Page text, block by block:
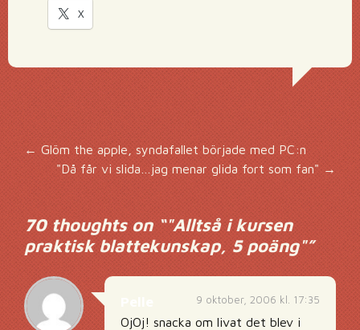
X
Inläggsnavigering
←Glöm the apple, syndafallet började med PC:n
"Då får vi slida…jag menar glida fort som fan"→
70 thoughts on “"Alltså i kursen
praktisk blattekunskap, 5 poäng"”
9 oktober, 2006 kl. 17:35
OjOj! snacka om livat det blev i